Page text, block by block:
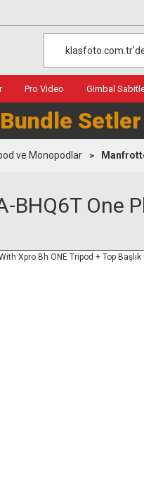
Pro Video Gimbal
Bundle Setler
ve Monopodlar
BHQ6T One